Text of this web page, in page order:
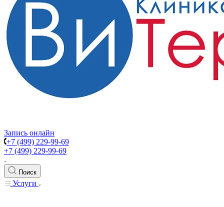
Запись онлайн
+7 (499) 229-99-69
+7 (499) 229-99-69
Поиск
Услуги